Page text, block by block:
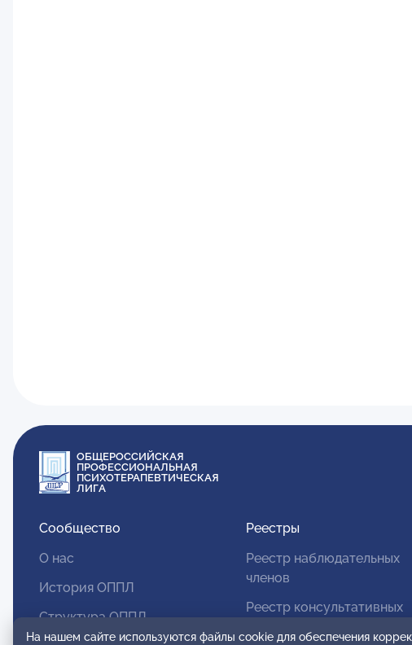
ОБЩЕРОССИЙСКАЯ
ПРОФЕССИОНАЛЬНАЯ
ПСИХОТЕРАПЕВТИЧЕСКАЯ
ЛИГА
Сообщество
О нас
История ОППЛ
Структура ОППЛ
Реестры
Реестр наблюдательных
членов
Реестр консультативных
На нашем сайте используются файлы cookie для обеспечения